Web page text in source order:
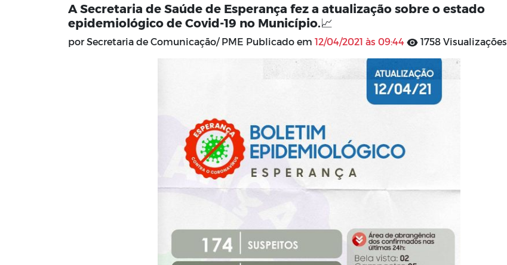
A Secretaria de Saúde de Esperança fez a atualização sobre o estado
epidemiológico de Covid-19 no Município.📈
por Secretaria de Comunicação/ PME Publicado em 12/04/2021 às 09:44 1758 Visualizações